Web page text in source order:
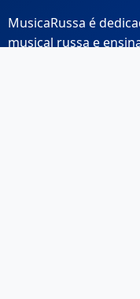
MusicaRussa é
musical russa e